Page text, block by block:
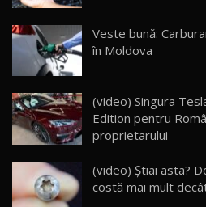
16
AutoBlogMD
13:10
17 20:06
30:08
Veste bună:
în Moldova
(video) Singura
Edition pentru
proprietarului
(video) Știai asta?
costă mai mult